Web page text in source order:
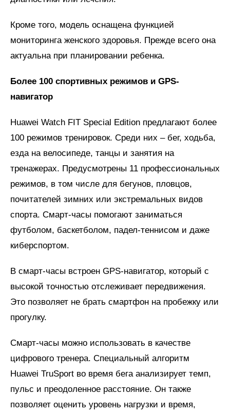
Кроме того, модель оснащена функцией
мониторинга женского здоровья. Прежде всего она
актуальна при планировании ребенка.
Более 100 спортивных режимов и GPS-
навигатор
Huawei Watch FIT Special Edition предлагают более
100 режимов тренировок. Среди них – бег, ходьба,
езда на велосипеде, танцы и занятия на
тренажерах. Предусмотрены 11 профессиональных
режимов, в том числе для бегунов, пловцов,
почитателей зимних или экстремальных видов
спорта. Смарт-часы помогают заниматься
футболом, баскетболом, падел-теннисом и даже
киберспортом.
В смарт-часы встроен GPS-навигатор, который с
высокой точностью отслеживает передвижения.
Это позволяет не брать смартфон на пробежку или
прогулку.
Смарт-часы можно использовать в качестве
цифрового тренера. Специальный алгоритм
Huawei TruSport во время бега анализирует темп,
пульс и преодоленное расстояние. Он также
позволяет оценить уровень нагрузки и время,